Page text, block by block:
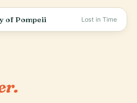
of Pompeii Lost in Time